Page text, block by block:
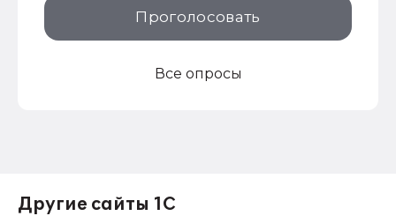
Проголосовать
Все опросы
Другие сайты 1С